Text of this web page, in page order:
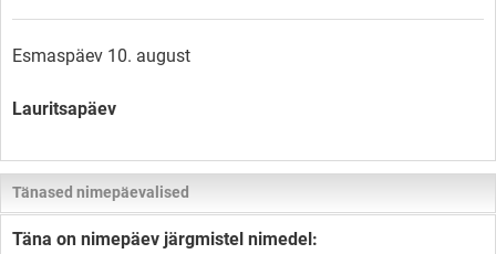
Esmaspäev 10. august
Lauritsapäev
Tänased nimepäevalised
Täna on nimepäev järgmistel nimedel: